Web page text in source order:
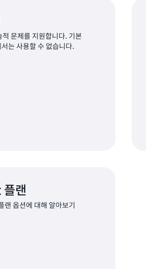
적 문제를 지원합니다. 기본
는 사용할 수 없습니다.
랜
옵션에 대해 알아보기